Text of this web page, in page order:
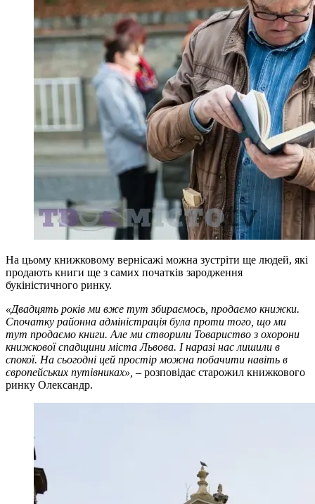
На цьому книжковому вернісажі можна зустріти ще людей, які
продають книги ще з самих початків зародження
букіністичного ринку.
«Двадцять років ми вже тут збираємось, продаємо книжки.
Спочатку районна адміністрація була проти того, що ми
тут продаємо книги. Але ми створили Товариство з охорони
книжкової спадщини міста Львова. І наразі нас лишили в
спокої. На сьогодні цей простір можна побачити навіть в
європейських путівниках», – розповідає старожил книжкового
ринку Олександр.